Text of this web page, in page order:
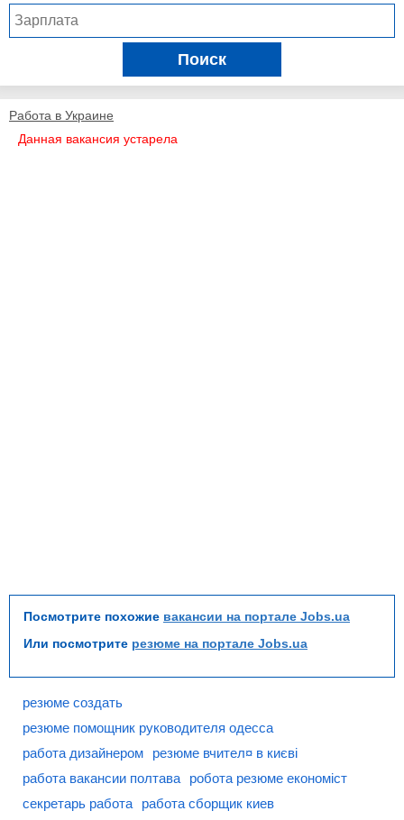
Поиск
Работа в Украине
Данная вакансия устарела
Посмотрите похожие вакансии на портале Jobs.ua
Или посмотрите резюме на портале Jobs.ua
резюме создать
резюме помощник руководителя одесса
работа дизайнером
резюме вчител¤ в києві
работа вакансии полтава
робота резюме економіст
секретарь работа
работа сборщик киев